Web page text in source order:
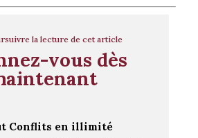
la lecture de cet article
vous dès
Conflits en illimité